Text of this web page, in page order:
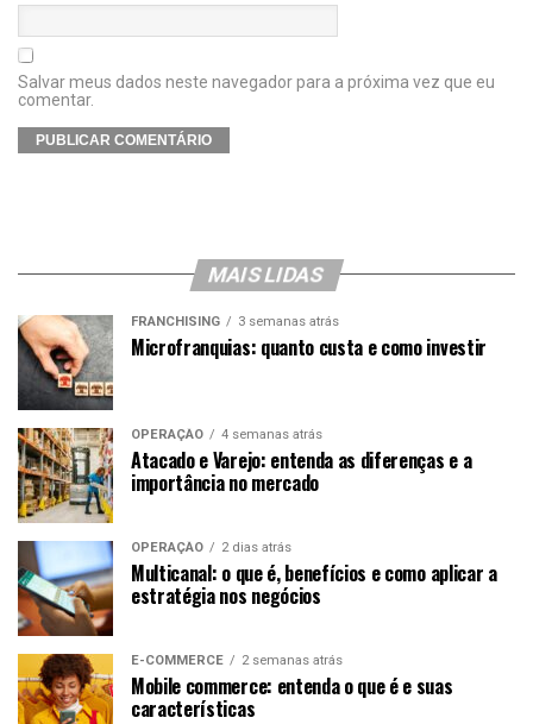
Salvar meus dados neste navegador para a próxima vez que eu
comentar.
MAIS LIDAS
FRANCHISING 3 semanas atrás
Microfranquias: quanto custa e como investir
OPERAÇÃO 4 semanas atrás
Atacado e Varejo: entenda as diferenças e a
importância no mercado
OPERAÇÃO 2 dias atrás
Multicanal: o que é, benefícios e como aplicar a
estratégia nos negócios
E-COMMERCE 2 semanas atrás
Mobile commerce: entenda o que é e suas
características